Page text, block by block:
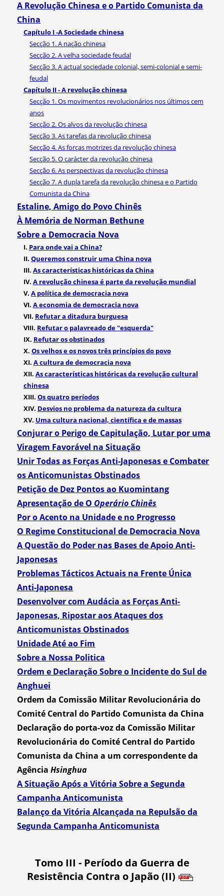
A Revolução Chinesa e o Partido Comunista da
China
Capítulo I -A Sociedade chinesa
Secção 1. A nação chinesa
Secção 2. A velha sociedade feudal
Secção 3. A actual sociedade colonial, semi-colonial e semi-
feudal
Capítulo II - A revolução chinesa
Secção 1. Os movimentos revolucionários nos últimos cem
anos
Secção 2. Os alvos da revolução chinesa
Secção 3. As tarefas da revolução chinesa
Secção 4. As forças motrizes da revolução chinesa
Secção 5. O carácter da revolução chinesa
Secção 6. As perspectivas da revolução chinesa
Secção 7. A dupla tarefa da revolução chinesa e o Partido
Comunista da China
Estaline, Amigo do Povo Chinês
À Memória de Norman Bethune
Sobre a Democracia Nova
I. Para onde vai a China?
II. Queremos construir uma China nova
III. As características históricas da China
IV. A revolução chinesa é parte da revolução mundial
V. A política de democracia nova
VI. A economia de democracia nova
VII. Refutar a ditadura burguesa
VIII. Refutar o palavreado de "esquerda"
IX. Refutar os obstinados
X. Os velhos e os novos três princípios do povo
XI. A cultura de democracia nova
XII. As características históricas da revolução cultural
chinesa
XIII. Os quatro períodos
XIV. Desvios no problema da natureza da cultura
XV. Uma cultura nacional, científica e de massas
Conjurar o Perigo de Capitulação, Lutar por uma
Viragem Favorável na Situação
Unir Todas as Forças Anti-Japonesas e Combater
os Anticomunistas Obstinados
Petição de Dez Pontos ao Kuomintang
Apresentação de O Operário Chinês
Por o Acento na Unidade e no Progresso
O Regime Constitucional de Democracia Nova
A Questão do Poder nas Bases de Apoio Anti-
Japonesas
Problemas Tácticos Actuais na Frente Única
Anti-Japonesa
Desenvolver com Audácia as Forças Anti-
Japonesas, Ripostar aos Ataques dos
Anticomunistas Obstinados
Unidade Até ao Fim
Sobre a Nossa Politica
Ordem e Declaração Sobre o Incidente do Sul de
Anghuei
Ordem da Comissão Militar Revolucionária do
Comité Central do Partido Comunista da China
Declaração do porta-voz da Comissão Militar
Revolucionária do Comité Central do Partido
Comunista da China a um correspondente da
AgênciaHsinghua
A Situação Após a Vitória Sobre a Segunda
Campanha Anticomunista
Balanço da Vitória Alcançada na Repulsão da
Segunda Campanha Anticomunista
Tomo III - Período da Guerra de
Resistência Contra o Japão (II)